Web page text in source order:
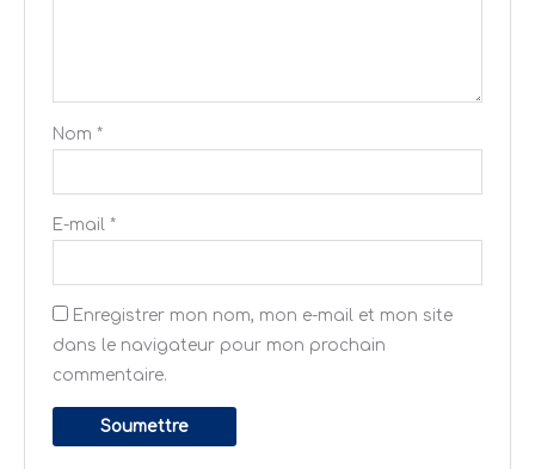
Nom *
E-mail *
Enregistrer mon nom, mon e-mail et mon site
dans le navigateur pour mon prochain
commentaire.